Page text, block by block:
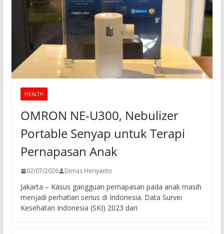
HEALTH
OMRON NE-U300, Nebulizer
Portable Senyap untuk Terapi
Pernapasan Anak
02/07/2026 Dimas Heriyanto
Jakarta – Kasus gangguan pernapasan pada anak masih
menjadi perhatian serius di Indonesia. Data Survei
Kesehatan Indonesia (SKI) 2023 dari